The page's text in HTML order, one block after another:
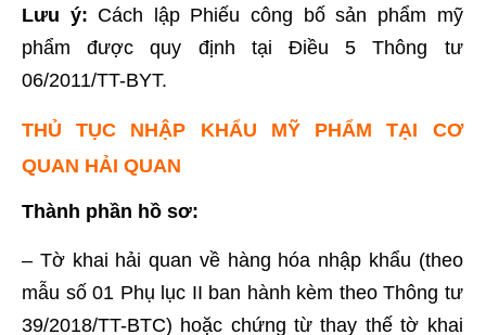
Lưu ý: Cách lập Phiếu công bố sản phẩm mỹ
phẩm được quy định tại Điều 5 Thông tư
06/2011/TT-BYT.
THỦ TỤC NHẬP KHẨU MỸ PHẨM TẠI CƠ
QUAN HẢI QUAN
Thành phần hồ sơ:
– Tờ khai hải quan về hàng hóa nhập khẩu (theo
mẫu số 01 Phụ lục II ban hành kèm theo Thông tư
39/2018/TT-BTC) hoặc chứng từ thay thế tờ khai